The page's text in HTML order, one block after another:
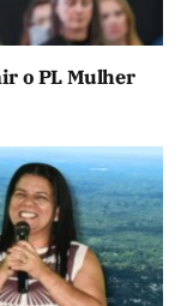
o PL Mulher